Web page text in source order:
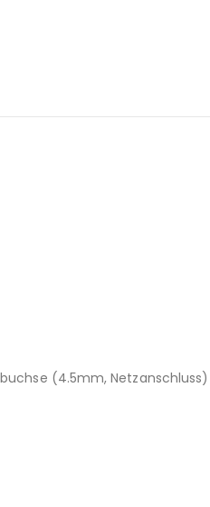
(4.5mm, Netzanschluss)